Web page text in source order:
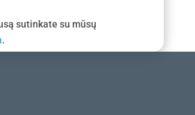
sutinkate su mūsų
.